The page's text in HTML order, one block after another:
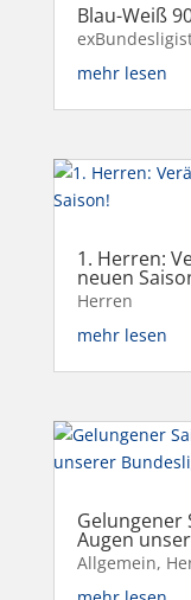
Blau-Weiß
mehr lesen
1. Herren:
neuen
Herren
mehr lesen
Gelungener
Augen
Allgemein,